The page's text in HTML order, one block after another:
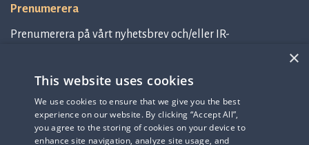
Prenumerera
Prenumerera på vårt nyhetsbrev och/eller IR-
Prenumerera på nyhetsbrev
IR-related information
×
This website uses cookies
We use cookies to ensure that we give you the best
experience on our website. By clicking “Accept All”,
you agree to the storing of cookies on your device to
enhance site navigation, analyze site usage, and